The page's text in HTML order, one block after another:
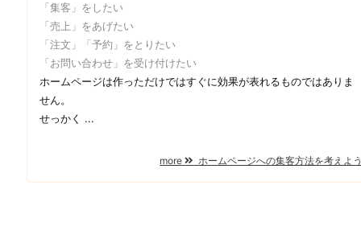
「集客」をしたい
「売上」をあげたい
「注文」「予約」をとりたい
「お問い合わせ」を受け付けたい
ホームページは作っただけではすぐに効果が表れるものではありま
せん。
せっかく ...
more ホームページへの集客方法を考えよう